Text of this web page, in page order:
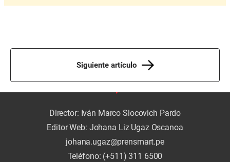
Siguiente artículo
Director: Iván Marco Slocovich Pardo
Editor Web: Johana Liz Ugaz Oscanoa
johana.ugaz@prensmart.pe
Teléfono: (+511) 311 6500